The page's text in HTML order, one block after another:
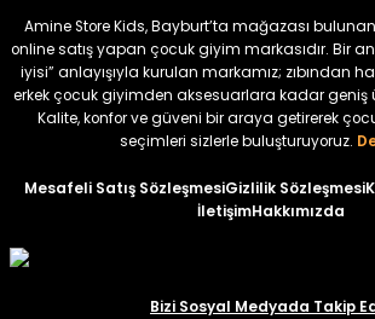
Amine Store Kids, Bayburt’ta mağazası
online satış yapan çocuk giyim markasıdır. Bir
iyisi” anlayışıyla kurulan markamız; zıbından
erkek çocuk giyimden aksesuarlara kadar geniş
Kalite, konfor ve güveni bir araya getirerek
seçimleri sizlerle buluşturuyoruz.
Mesafeli Satış SözleşmesiGizlilik Sözleşmesi
İletişimHakkımızda
Bizi Sosyal Medyada Takip